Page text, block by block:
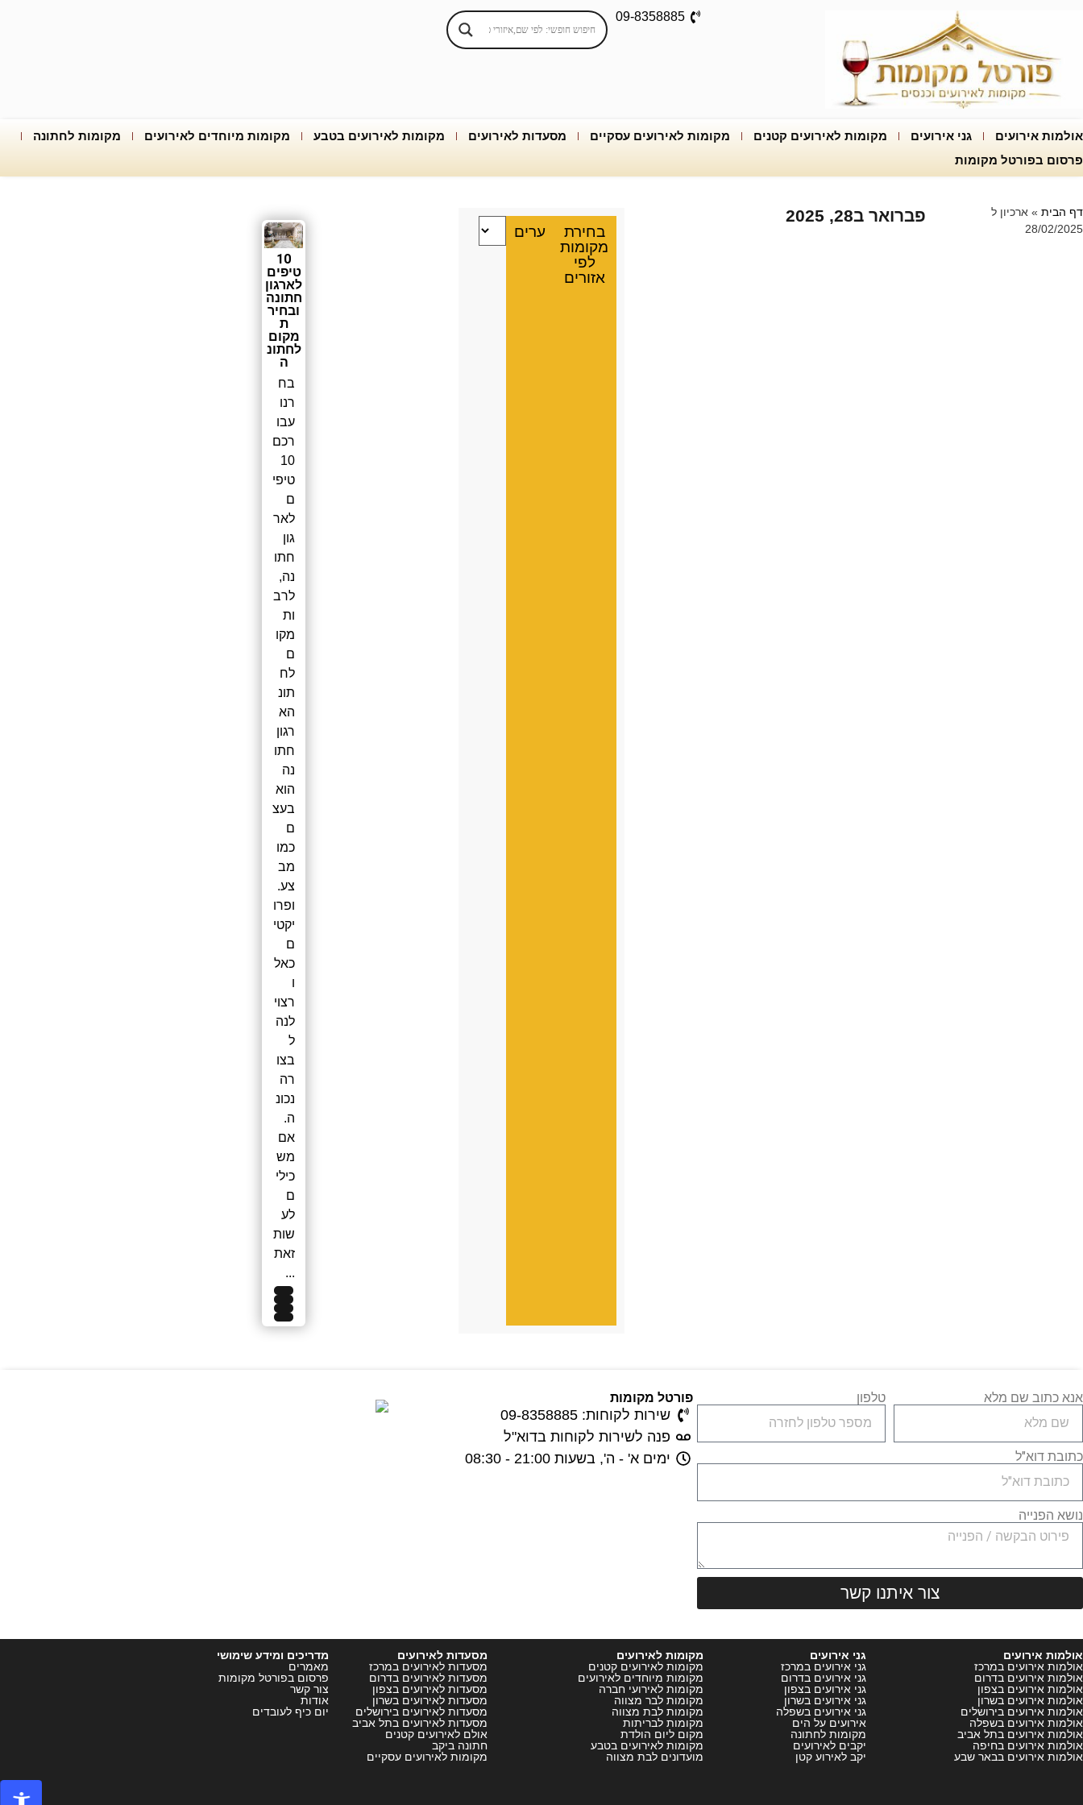
09-8358885
אולמות אירועים גני אירועים מקומות לאירועים קטנים מקומות לאירועים עסקיים מסעדות לאירועים מקומות לאירועים בטבע מקומות מיוחדים לאירועים
מקומות לחתונה
פרסום בפורטל מקומות
דף הבית » ארכיון ל
28/02/2025
פברואר ב28, 2025
בחירת
מקומות
לפי
אזורים
ערים
10
טיפים
לארגון
חתונה
ובחיר
ת
מקום
לחתונ
ה
בח
רנו
עבו
רכם
10
טיפי
ם
לאר
גון
חתו
נה,
לרב
ות
מקו
ם
לח
תונ
הא
רגון
חתו
נה
הוא
בעצ
ם
כמו
מב
צע.
ופרו
יקטי
ם
כאל
ו
רצוי
לנה
ל
בצו
רה
נכונ
ה.
אם
מש
כילי
ם
לע
שות
זאת
...
אנא כתוב שם מלא טלפון
כתובת דוא"ל
נושא הפנייה
צור איתנו קשר
פורטל מקומות
שירות לקוחות: 09-8358885
פנה לשירות לקוחות בדוא"ל
ימים א' - ה', בשעות 21:00 - 08:30
אולמות אירועים
אולמות אירועים במרכז
אולמות אירועים בדרום
אולמות אירועים בצפון
אולמות אירועים בשרון
אולמות אירועים בירושלים
אולמות אירועים בשפלה
אולמות אירועים בתל אביב
אולמות אירועים בחיפה
אולמות אירועים בבאר שבע
גני אירועים
גני אירועים במרכז
גני אירועים בדרום
גני אירועים בצפון
גני אירועים בשרון
גני אירועים בשפלה
אירועים על הים
מקומות לחתונה
יקבים לאירועים
יקב לאירוע קטן
מקומות לאירועים
מקומות לאירועים קטנים
מקומות מיוחדים לאירועים
מקומות לאירועי חברה
מקומות לבר מצווה
מקומות לבת מצווה
מקומות לבריתות
מקום ליום הולדת
מקומות לאירועים בטבע
מועדונים לבת מצווה
מסעדות לאירועים
מסעדות לאירועים במרכז
מסעדות לאירועים בדרום
מסעדות לאירועים בצפון
מסעדות לאירועים בשרון
מסעדות לאירועים בירושלים
מסעדות לאירועים בתל אביב
אולם לאירועים קטנים
חתונה ביקב
מקומות לאירועים עסקיים
מדריכים ומידע שימושי
מאמרים
פרסום בפורטל מקומות
צור קשר
אודות
יום כיף לעובדים